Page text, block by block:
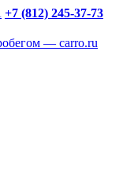
+7 (812) 245-37-73